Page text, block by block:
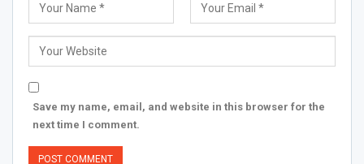
Save my name, email, and website in this browser for the
next time I comment.